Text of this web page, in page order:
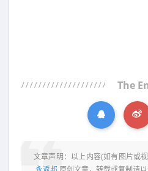
The
文章声明：以上内容(如有图片或